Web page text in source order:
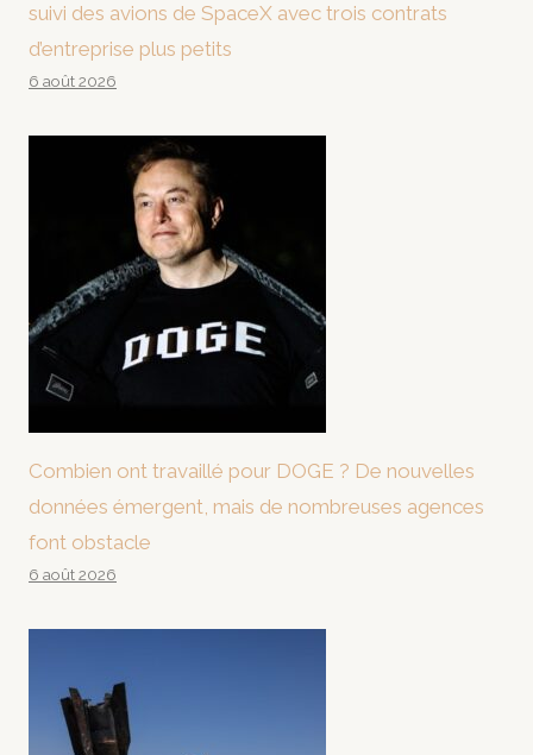
suivi des avions de SpaceX avec trois contrats
d’entreprise plus petits
6 août 2026
Combien ont travaillé pour DOGE ? De nouvelles
données émergent, mais de nombreuses agences
font obstacle
6 août 2026